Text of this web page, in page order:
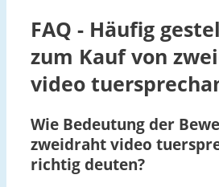
FAQ - Häufig
zum Kauf von
video
Wie Bedeutung der
zweidraht video
richtig deuten?